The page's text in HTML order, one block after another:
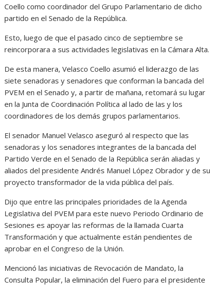
Coello como coordinador del Grupo Parlamentario de dicho
partido en el Senado de la República.
Esto, luego de que el pasado cinco de septiembre se
reincorporara a sus actividades legislativas en la Cámara Alta.
De esta manera, Velasco Coello asumió el liderazgo de las
siete senadoras y senadores que conforman la bancada del
PVEM en el Senado y, a partir de mañana, retomará su lugar
en la Junta de Coordinación Política al lado de las y los
coordinadores de los demás grupos parlamentarios.
El senador Manuel Velasco aseguró al respecto que las
senadoras y los senadores integrantes de la bancada del
Partido Verde en el Senado de la República serán aliadas y
aliados del presidente Andrés Manuel López Obrador y de su
proyecto transformador de la vida pública del país.
Dijo que entre las principales prioridades de la Agenda
Legislativa del PVEM para este nuevo Periodo Ordinario de
Sesiones es apoyar las reformas de la llamada Cuarta
Transformación y que actualmente están pendientes de
aprobar en el Congreso de la Unión.
Mencionó las iniciativas de Revocación de Mandato, la
Consulta Popular, la eliminación del Fuero para el presidente